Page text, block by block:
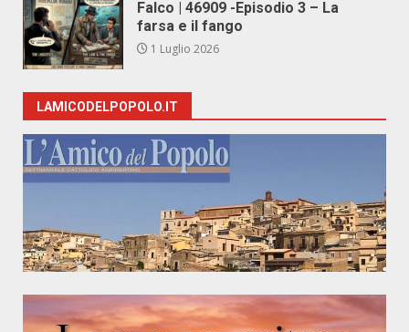
Falco | 46909 -Episodio 3 – La
farsa e il fango
1 Luglio 2026
LAMICODELPOPOLO.IT